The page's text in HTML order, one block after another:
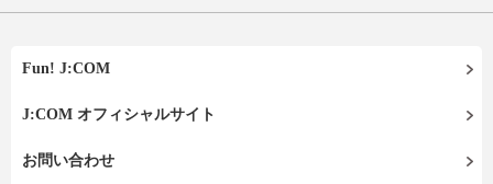
Fun! J:COM
J:COM オフィシャルサイト
お問い合わせ